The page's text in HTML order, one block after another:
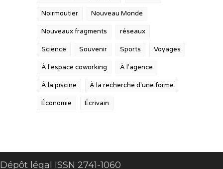
Noirmoutier Nouveau Monde
Nouveaux fragments réseaux
Science Souvenir Sports Voyages
À l'espace coworking À l'agence
À la piscine À la recherche d'une forme
Économie Écrivain
Dépôt légal ISSN 2741-1060